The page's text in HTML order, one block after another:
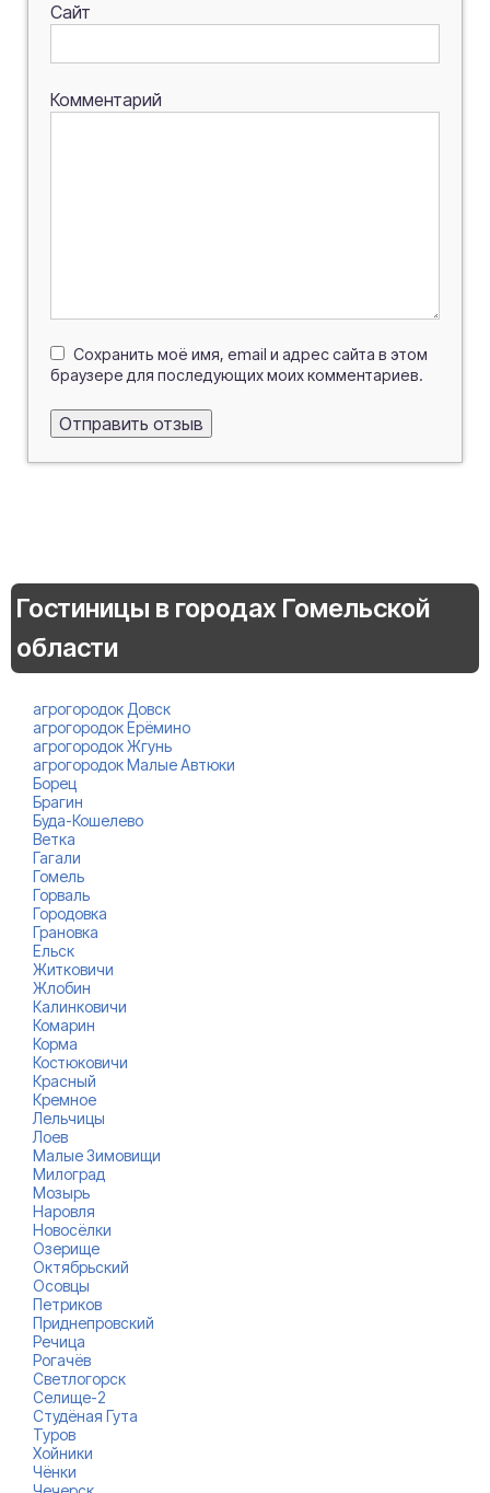
Сайт
Комментарий
Сохранить моё имя, email и адрес сайта в этом
браузере для последующих моих комментариев.
Гостиницы в городах Гомельской
области
агрогородок Довск
агрогородок Ерёмино
агрогородок Жгунь
агрогородок Малые Автюки
Борец
Брагин
Буда-Кошелево
Ветка
Гагали
Гомель
Горваль
Городовка
Грановка
Ельск
Житковичи
Жлобин
Калинковичи
Комарин
Корма
Костюковичи
Красный
Кремное
Лельчицы
Лоев
Малые Зимовищи
Милоград
Мозырь
Наровля
Новосёлки
Озерище
Октябрьский
Осовцы
Петриков
Приднепровский
Речица
Рогачёв
Светлогорск
Селище-2
Студёная Гута
Туров
Хойники
Чёнки